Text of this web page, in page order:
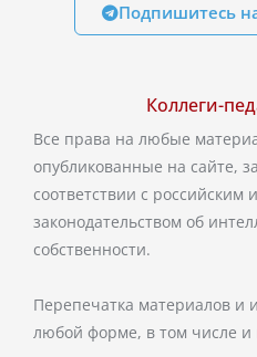
Подпишитесь
Коллеги-
Все права на любые
опубликованные на сайте,
соответствии с
законодательством об
собственности.
Перепечатка материалов и
любой форме, в том числе